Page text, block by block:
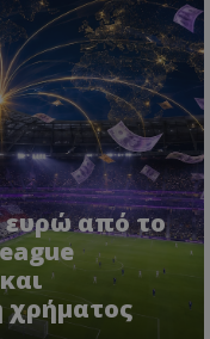
ευρώ από το
χρήματος